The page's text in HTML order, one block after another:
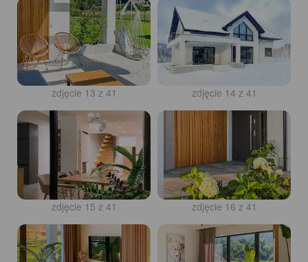
zdjęcie 13 z 41 zdjęcie 14 z 41
zdjęcie 15 z 41 zdjęcie 16 z 41